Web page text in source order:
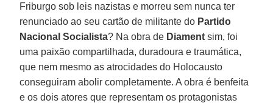
Friburgo sob leis nazistas e morreu sem nunca ter
renunciado ao seu cartão de militante do Partido
Nacional Socialista? Na obra de Diament sim, foi
uma paixão compartilhada, duradoura e traumática,
que nem mesmo as atrocidades do Holocausto
conseguiram abolir completamente. A obra é benfeita
e os dois atores que representam os protagonistas